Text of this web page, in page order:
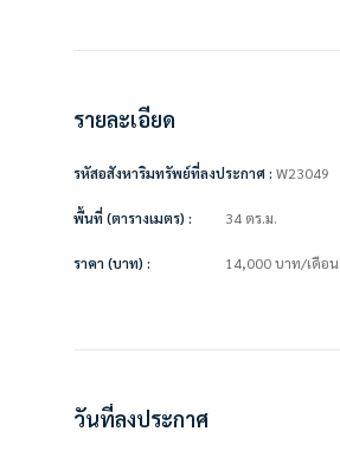
• ไมโครเวฟ LG 1 เครื่อง
• เตียง พร้อมลิ้นชัก ขนาด 5 ฟุต
• ตู้เสื้อผ้า Built In ขนาด 3 ประตู
• ผ้าม่าน 2 ชั้น กันแสง UV + ม่านโปร่ง
• โซฟา 2 ที่นั่ง 1 ตัว
• โต๊ะเครื่องแป้ง
————————–
รายละเอียด
รหัสอสังหาริมทรัพย์ที่ลงประกาศ : W23049
พื้นที่ (ตารางเมตร) : 34 ตร.ม.
ราคา (บาท) : 14,000บาท/เดือน
วันที่ลงประกาศ